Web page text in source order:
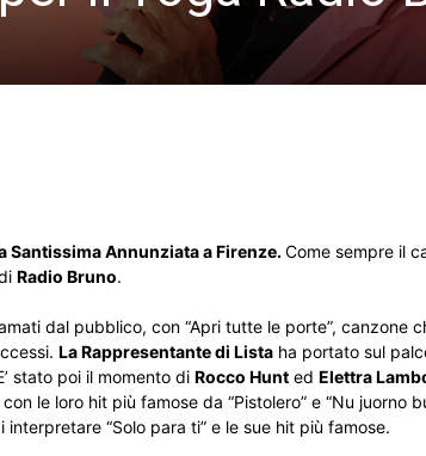
Santissima Annunziata a Firenze.Come sempre il
Radio Bruno.
dal pubblico, con “Apri tutte le porte”, canzone
La Rappresentante di Lista ha portato sul
stato poi il momento di Rocco Hunt ed Elettra
le loro hit più famose da “Pistolero” e “Nu juorno
“Solo para ti” e le sue hit più famose.